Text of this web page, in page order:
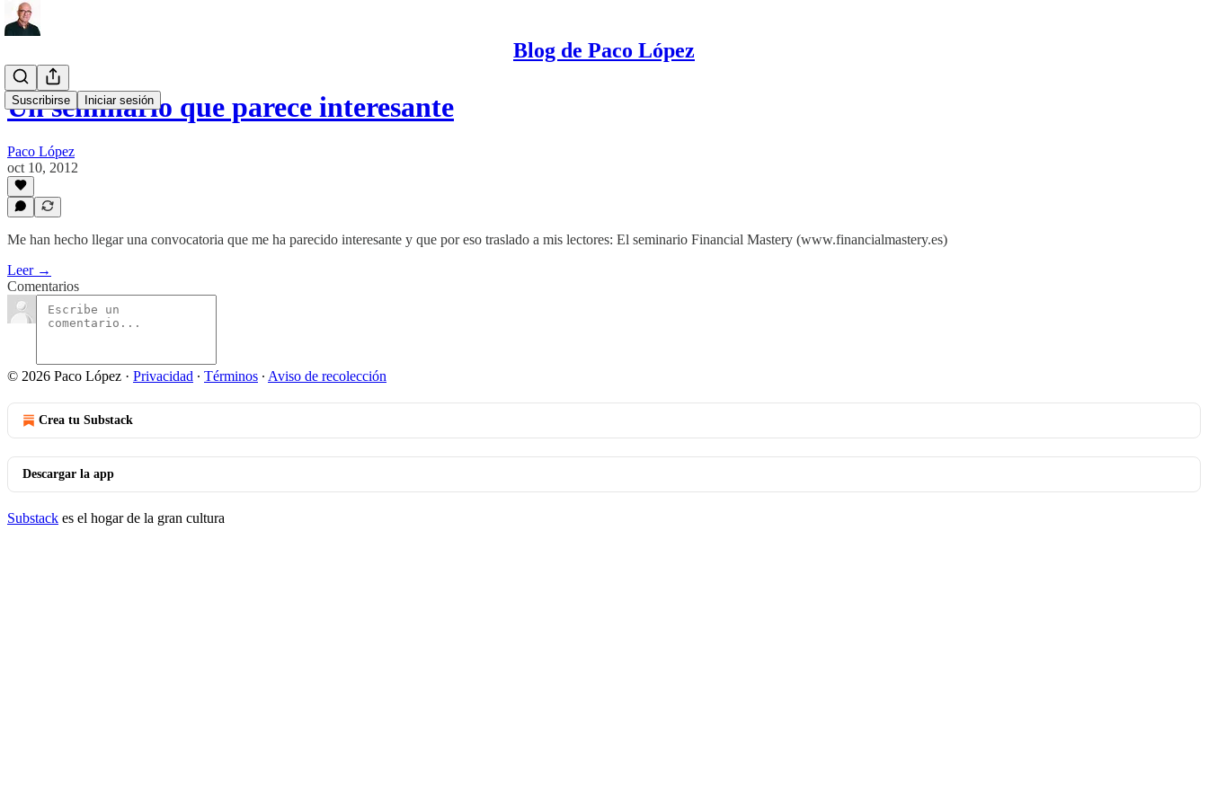
Blog de Paco López
Suscribirse Iniciar sesión
Un seminario que parece interesante
Paco López
oct 10, 2012
Me han hecho llegar una convocatoria que me ha parecido interesante y que por eso traslado a mis lectores: El seminario Financial Mastery (www.financialmastery.es)
Leer →
Comentarios
© 2026 Paco López · Privacidad ∙ Términos ∙ Aviso de recolección
Crea tu Substack
Descargar la app
Substack es el hogar de la gran cultura